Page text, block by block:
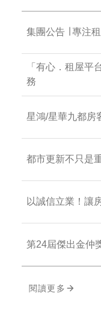
集團公告 ∣ 專注
「有心．租屋平
務
星鴻/星華九都房
都市更新不只是
以誠信立業！讓
第24屆傑出金仲
閱讀更多